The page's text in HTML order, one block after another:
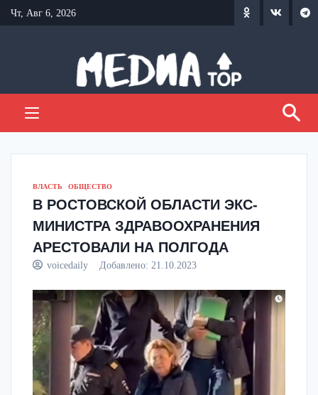
Перейти
к
Чт, Авг 6, 2026
ВЛАСТЬ ОБЩЕСТВО
В РОСТОВСКОЙ ОБЛАСТИ ЭКС-
МИНИСТРА ЗДРАВООХРАНЕНИЯ
АРЕСТОВАЛИ НА ПОЛГОДА
voicedaily Добавлено: 21.10.2023